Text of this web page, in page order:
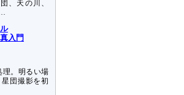
、天の川、
入門
理。明るい場
団撮影を初